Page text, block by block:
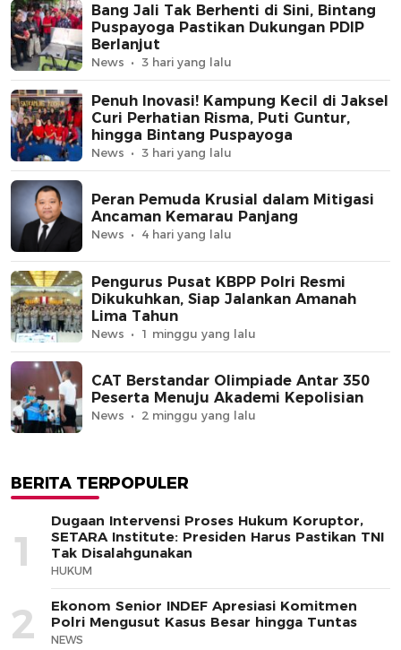
Bang Jali Tak Berhenti di Sini, Bintang
Puspayoga Pastikan Dukungan PDIP
Berlanjut
News 3 hari yang lalu
Penuh Inovasi! Kampung Kecil di Jaksel
Curi Perhatian Risma, Puti Guntur,
hingga Bintang Puspayoga
News 3 hari yang lalu
Peran Pemuda Krusial dalam Mitigasi
Ancaman Kemarau Panjang
News 4 hari yang lalu
Pengurus Pusat KBPP Polri Resmi
Dikukuhkan, Siap Jalankan Amanah
Lima Tahun
News 1 minggu yang lalu
CAT Berstandar Olimpiade Antar 350
Peserta Menuju Akademi Kepolisian
News 2 minggu yang lalu
BERITA TERPOPULER
1
Dugaan Intervensi Proses Hukum Koruptor,
SETARA Institute: Presiden Harus Pastikan TNI
Tak Disalahgunakan
HUKUM
2
Ekonom Senior INDEF Apresiasi Komitmen
Polri Mengusut Kasus Besar hingga Tuntas
NEWS